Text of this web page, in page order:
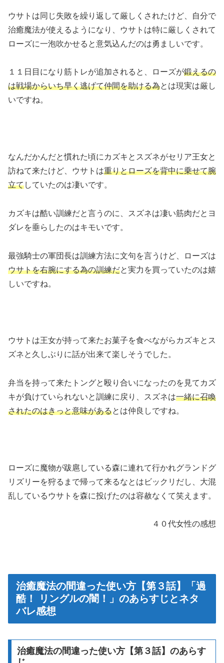
ウサトは同じ失敗を繰り返して厳しくされたけど、自分で
治癒魔法が使えるようになり、ウサトは特に厳しくされて
ローズに一泡吹かせると意気込んだのは勇ましいです。
１１日目になり筋トレが追加されると、ローズが鍛えるの
は戦場からいち早く逃げて仲間を助ける為とは現実は厳し
いですね。
なんだかんだと慣れた頃にカズキとスズネがセリア王女と
訪ねて来たけど、ウサトは重りとローズを背中に乗せて腕
立てしていたのは凄いです。
カズキは酷い訓練だと言うのに、スズネは凄い筋肉だとヨ
ダレを垂らしたのはキモいです。
最強騎士の軍団長は訓練方法に文句を言うけど、ローズは
ウサトを右腕にする為の訓練だと実力を買っていたのは嬉
しいですね。
ウサトは王女が持って来たお菓子を食べながらカズキとス
ズネと久しぶりに話が出来て楽しそうでした。
弁当を持って来たトングと殴り合いになったのを見てカズ
キが負けていられないと訓練に戻り、スズネは一緒に召喚
されたのはきっと意味があるとは仲良しですね。
ローズに魔物が跋扈している森に連れて行かれグランドグ
リズリーを狩るまで帰って来るなとはビックリだし、大混
乱しているウサトを森に投げたのは容赦なくて笑えます。
４０代女性の感想
治癒魔法の間違った使い方【第３話】「過
酷！ リングルの闇！」のあらすじとネタ
バレ感想
治癒魔法の間違った使い方【第３話】のあらす